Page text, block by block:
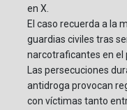
en X.
El caso recuerda a la
guardias civiles tras
narcotraficantes en el
Las persecuciones
antidroga provocan
con víctimas tanto